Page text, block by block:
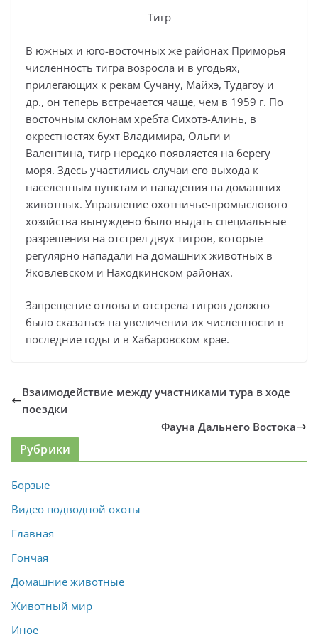
Тигр
В южных и юго-восточных же районах Приморья
численность тигра возросла и в угодьях,
прилегающих к рекам Сучану, Майхэ, Тудагоу и
др., он теперь встречается чаще, чем в 1959 г. По
восточным склонам хребта Сихотэ-Алинь, в
окрестностях бухт Владимира, Ольги и
Валентина, тигр нередко появляется на берегу
моря. Здесь участились случаи его выхода к
населенным пунктам и нападения на домашних
животных. Управление охотничье-промыслового
хозяйства вынуждено было выдать специальные
разрешения на отстрел двух тигров, которые
регулярно нападали на домашних животных в
Яковлевском и Находкинском районах.
Запрещение отлова и отстрела тигров должно
было сказаться на увеличении их численности в
последние годы и в Хабаровском крае.
Взаимодействие между участниками тура в ходе
поездки
Фауна Дальнего Востока
Рубрики
Борзые
Видео подводной охоты
Главная
Гончая
Домашние животные
Животный мир
Иное